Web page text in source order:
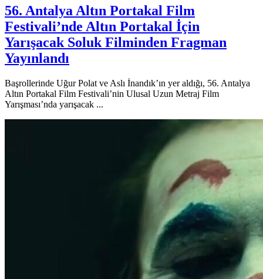
56. Antalya Altın Portakal Film
Festivali’nde Altın Portakal İçin
Yarışacak Soluk Filminden Fragman
Yayınlandı
Başrollerinde Uğur Polat ve Aslı İnandık’ın yer aldığı, 56. Antalya
Altın Portakal Film Festivali’nin Ulusal Uzun Metraj Film
Yarışması’nda yarışacak ...